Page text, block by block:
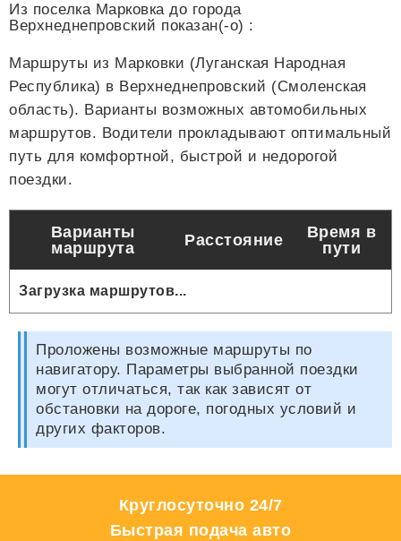
Из поселка Марковка до города
Верхнеднепровский показан(-о) :
Маршруты из Марковки (Луганская Народная
Республика) в Верхнеднепровский (Смоленская
область). Варианты возможных автомобильных
маршрутов. Водители прокладывают оптимальный
путь для комфортной, быстрой и недорогой
поездки.
Варианты
маршрута
Расстояние
Время в
пути
Загрузка маршрутов...
Проложены возможные маршруты по
навигатору. Параметры выбранной поездки
могут отличаться, так как зависят от
обстановки на дороге, погодных условий и
других факторов.
Круглосуточно 24/7
Быстрая подача авто